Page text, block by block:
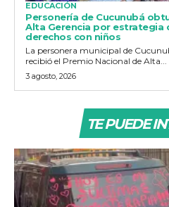
EDUCACIÓN
Personería de Cucunubá
Alta Gerencia por estrategia
derechos con niños
La personera municipal de
recibió el Premio Nacional de Alta...
3 agosto, 2026
TE PUEDE